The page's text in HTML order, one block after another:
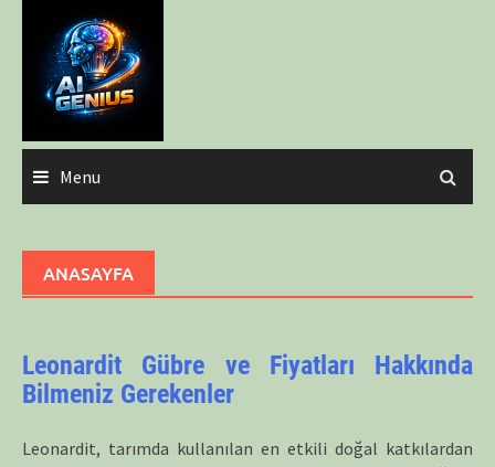
content
Menu
ANASAYFA
Leonardit Gübre ve Fiyatları Hakkında
Bilmeniz Gerekenler
Leonardit, tarımda kullanılan en etkili doğal katkılardan